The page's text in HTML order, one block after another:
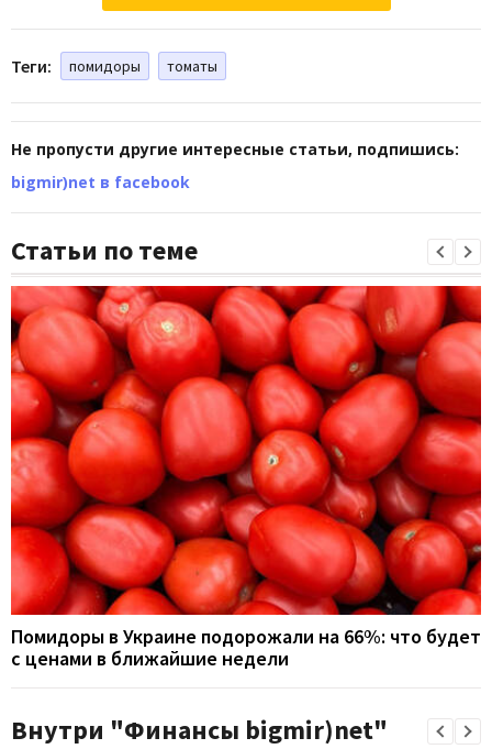
Теги: помидоры томаты
Не пропусти другие интересные статьи, подпишись:
bigmir)net в facebook
Статьи по теме
Помидоры в Украине подорожали на 66%: что будет
с ценами в ближайшие недели
Внутри "Финансы bigmir)net"